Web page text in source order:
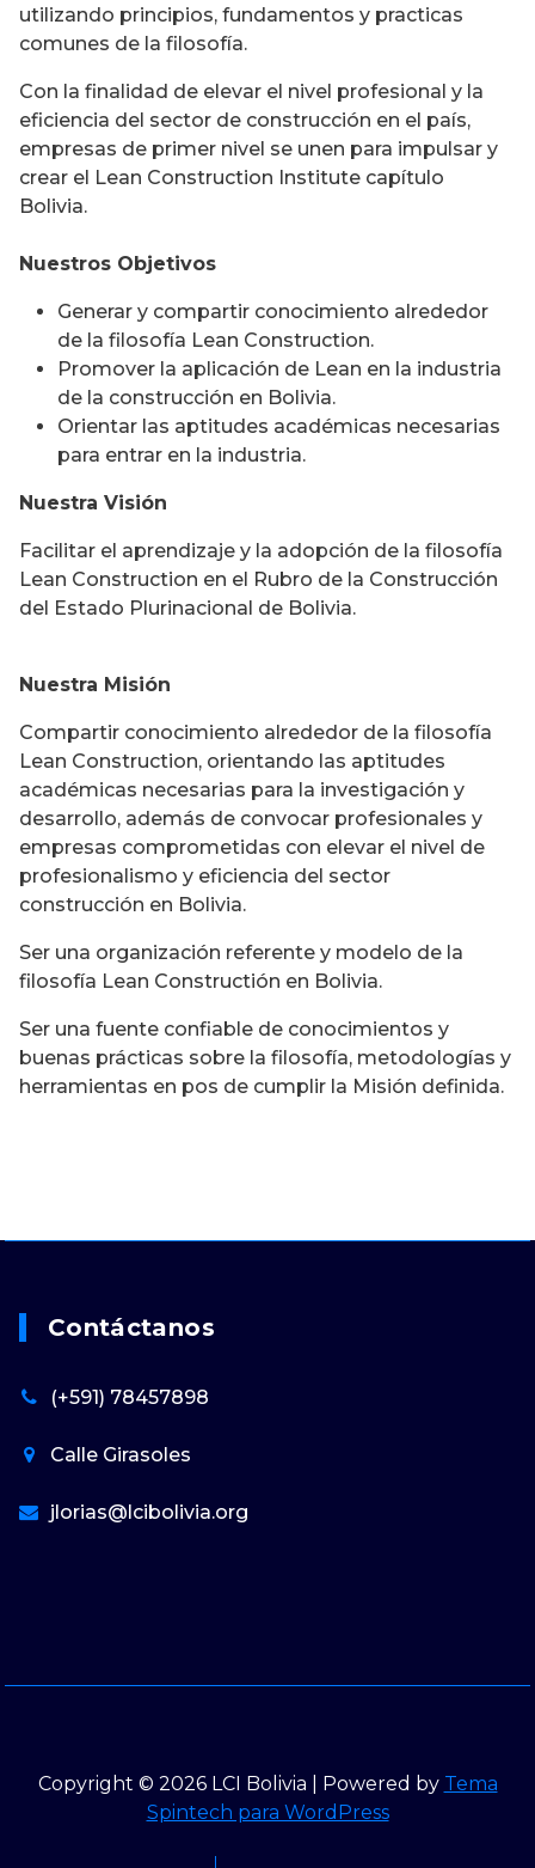
utilizando principios, fundamentos y practicas
comunes de la filosofía.
Con la finalidad de elevar el nivel profesional y la
eficiencia del sector de construcción en el país,
empresas de primer nivel se unen para impulsar y
crear el Lean Construction Institute capítulo
Bolivia.
Nuestros Objetivos
Generar y compartir conocimiento alrededor
de la filosofía Lean Construction.
Promover la aplicación de Lean en la industria
de la construcción en Bolivia.
Orientar las aptitudes académicas necesarias
para entrar en la industria.
Nuestra Visión
Facilitar el aprendizaje y la adopción de la filosofía
Lean Construction en el Rubro de la Construcción
del Estado Plurinacional de Bolivia.
Nuestra Misión
Compartir conocimiento alrededor de la filosofía
Lean Construction, orientando las aptitudes
académicas necesarias para la investigación y
desarrollo, además de convocar profesionales y
empresas comprometidas con elevar el nivel de
profesionalismo y eficiencia del sector
construcción en Bolivia.
Ser una organización referente y modelo de la
filosofía Lean Constructión en Bolivia.
Ser una fuente confiable de conocimientos y
buenas prácticas sobre la filosofía, metodologías y
herramientas en pos de cumplir la Misión definida.
Contáctanos
(+591) 78457898
Calle Girasoles
jlorias@lcibolivia.org
Copyright © 2026 LCI Bolivia | Powered by Tema
Spintech para WordPress